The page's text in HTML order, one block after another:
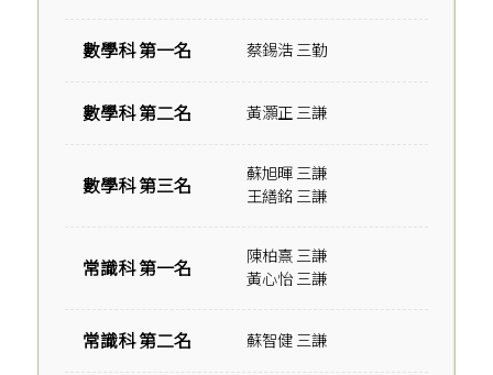
數學科 第一名 蔡錫浩 三勤
數學科 第二名 黃灝正 三謙
數學科 第三名
蘇旭暉 三謙
王繕銘 三謙
常識科 第一名
陳柏熹 三謙
黃心怡 三謙
常識科 第二名 蘇智健 三謙